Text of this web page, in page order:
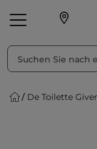
Geschenke
De Toilette
sortieren nach